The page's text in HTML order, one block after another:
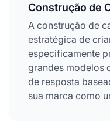
Construção de
A construção de
estratégica de
especificamente
grandes modelos
de resposta
sua marca como